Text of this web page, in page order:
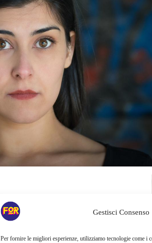
Gestisci Consenso
Per fornire le migliori esperienze, utilizziamo tecnologie come i